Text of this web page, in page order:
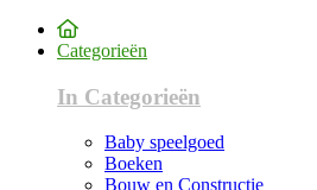
Categorieën
In Categorieën
Baby speelgoed
Boeken
Bouw en Constructie